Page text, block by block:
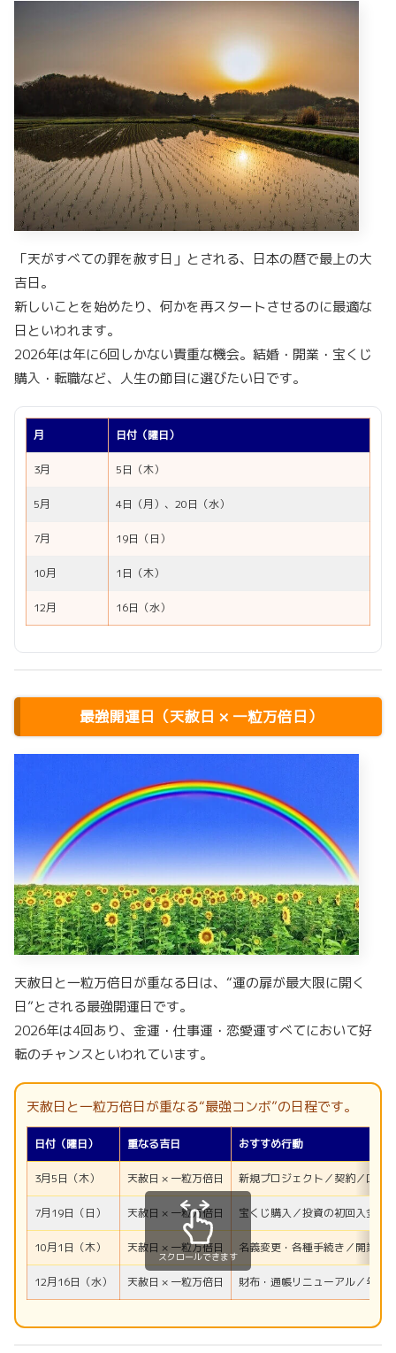
「天がすべての罪を赦す日」とされる、日本の暦で最上の大
吉日。
新しいことを始めたり、何かを再スタートさせるのに最適な
日といわれます。
2026年は年に6回しかない貴重な機会。結婚・開業・宝くじ
購入・転職など、人生の節目に選びたい日です。
月 日付（曜日）
3月 5日（木）
5月 4日（月）、20日（水）
7月 19日（日）
10月 1日（木）
12月 16日（水）
最強開運日（天赦日 × 一粒万倍日）
天赦日と一粒万倍日が重なる日は、“運の扉が最大限に開く
日”とされる最強開運日です。
2026年は4回あり、金運・仕事運・恋愛運すべてにおいて好
転のチャンスといわれています。
天赦日と一粒万倍日が重なる“最強コンボ”の日程です。
日付（曜日） 重なる吉日 おすすめ行動
3月5日（木） 天赦日 × 一粒万倍日 新規プロジェクト／契約／口座
7月19日（日） 天赦日 × 一粒万倍日 宝くじ購入／投資の初回入金／
10月1日（木） 天赦日 × 一粒万倍日 名義変更・各種手続き／開業準
12月16日（水） 天赦日 × 一粒万倍日 財布・通帳リニューアル／年末
スクロールできます